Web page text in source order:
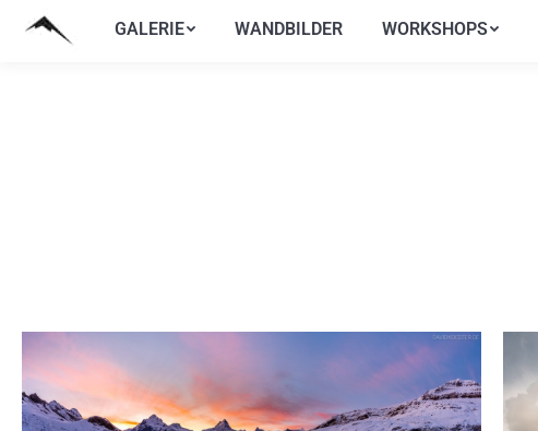
GALERIE WANDBILDER WORKSHOPS
GALERIE WANDBILDER WORKSHOPS